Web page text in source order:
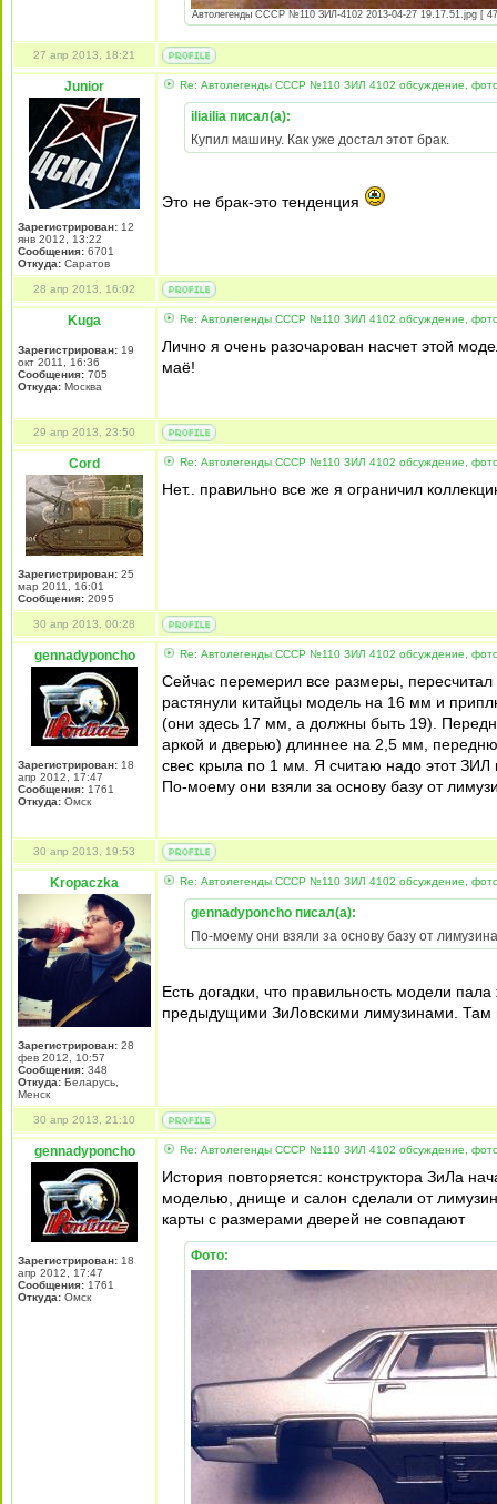
Автолегенды СССР №110 ЗИЛ-4102 2013-04-27 19.17.51.jpg [
27 апр 2013, 18:21
Junior
Зарегистрирован: 12
янв 2012, 13:22
Сообщения: 6701
Откуда: Cаратов
Re: Автолегенды СССР №110 ЗИЛ 4102 обсуждение,
iliailia писал(а):
Купил машину. Как уже достал этот брак.
Это не брак-это тенденция
28 апр 2013, 16:02
Kuga
Зарегистрирован: 19
окт 2011, 16:36
Сообщения: 705
Откуда: Москва
Re: Автолегенды СССР №110 ЗИЛ 4102 обсуждение,
Лично я очень разочарован насчет этой
маё!
29 апр 2013, 23:50
Cord
Зарегистрирован: 25
мар 2011, 16:01
Сообщения: 2095
Re: Автолегенды СССР №110 ЗИЛ 4102 обсуждение,
Нет.. правильно все же я ограничил
30 апр 2013, 00:28
gennadyponcho
Зарегистрирован: 18
апр 2012, 17:47
Сообщения: 1761
Откуда: Омск
Re: Автолегенды СССР №110 ЗИЛ 4102 обсуждение,
Сейчас перемерил все размеры,
растянули китайцы модель на 16 мм и
(они здесь 17 мм, а должны быть 19).
аркой и дверью) длиннее на 2,5 мм,
свес крыла по 1 мм. Я считаю надо этот ЗИЛ
По-моему они взяли за основу базу от
30 апр 2013, 19:53
Kropaczka
Зарегистрирован: 28
фев 2012, 10:57
Сообщения: 348
Откуда: Беларусь,
Менск
Re: Автолегенды СССР №110 ЗИЛ 4102 обсуждение,
gennadyponcho писал(а):
По-моему они взяли за основу базу от
Есть догадки, что правильность модели
предыдущими ЗиЛовскими лимузинами. Там
30 апр 2013, 21:10
gennadyponcho
Зарегистрирован: 18
апр 2012, 17:47
Сообщения: 1761
Откуда: Омск
Re: Автолегенды СССР №110 ЗИЛ 4102 обсуждение,
История повторяется: конструктора ЗиЛа
моделью, днище и салон сделали от
карты с размерами дверей не совпадают
Фото: